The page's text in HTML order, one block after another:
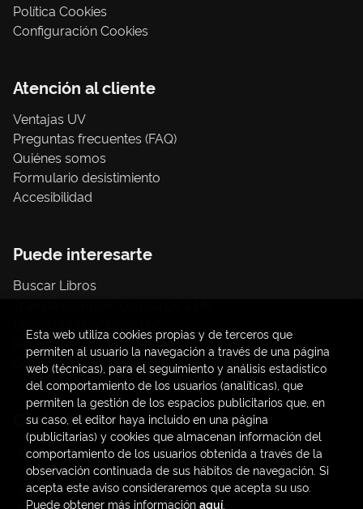
Política Cookies
Configuración Cookies
Atención al cliente
Ventajas UV
Preguntas frecuentes (FAQ)
Quiénes somos
Formulario desistimiento
Accesibilidad
Puede interesarte
Buscar Libros
Papelería / material oficina
Consumo Sostenible
Contacto
C/ Amadeo de Saboya, 4
(+34) 963828968
latendauv@fundacio.es
Esta web utiliza cookies propias y de terceros que
permiten al usuario la navegación a través de una página
web (técnicas), para el seguimiento y análisis estadístico
del comportamiento de los usuarios (analíticas), que
permiten la gestión de los espacios publicitarios que, en
su caso, el editor haya incluido en una página
(publicitarias) y cookies que almacenan información del
comportamiento de los usuarios obtenida a través de la
observación continuada de sus hábitos de navegación. Si
acepta este aviso consideraremos que acepta su uso.
Puede obtener más información aquí.